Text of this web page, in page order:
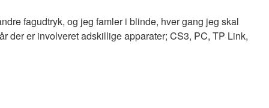
fagudtryk, og jeg famler i blinde, hver gang jeg skal
der er involveret adskillige apparater; CS3, PC, TP Link,